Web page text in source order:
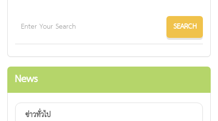
News
ข่าวทั่วไป